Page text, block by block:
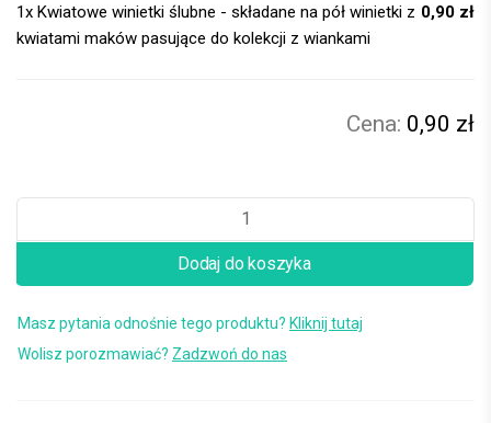
1x Kwiatowe winietki ślubne - składane na pół winietki z
kwiatami maków pasujące do kolekcji z wiankami
0,90 zł
0,90 zł
Dodaj do koszyka
Masz pytania odnośnie tego produktu? Kliknij tutaj
Wolisz porozmawiać? Zadzwoń do nas